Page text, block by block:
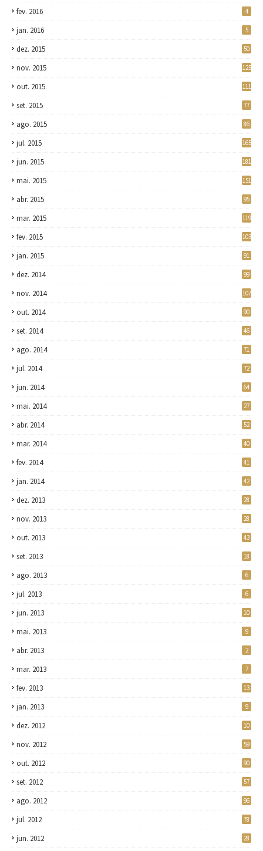
fev. 2016 4
jan. 2016 5
dez. 2015 50
nov. 2015 125
out. 2015 111
set. 2015 77
ago. 2015 86
jul. 2015 165
jun. 2015 181
mai. 2015 151
abr. 2015 95
mar. 2015 119
fev. 2015 103
jan. 2015 91
dez. 2014 99
nov. 2014 107
out. 2014 90
set. 2014 46
ago. 2014 71
jul. 2014 72
jun. 2014 64
mai. 2014 27
abr. 2014 52
mar. 2014 40
fev. 2014 41
jan. 2014 42
dez. 2013 28
nov. 2013 28
out. 2013 43
set. 2013 18
ago. 2013 6
jul. 2013 6
jun. 2013 10
mai. 2013 9
abr. 2013 2
mar. 2013 7
fev. 2013 13
jan. 2013 9
dez. 2012 10
nov. 2012 59
out. 2012 90
set. 2012 57
ago. 2012 96
jul. 2012 78
jun. 2012 28